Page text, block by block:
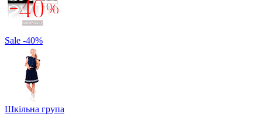
Sale -40%
Шкільна група